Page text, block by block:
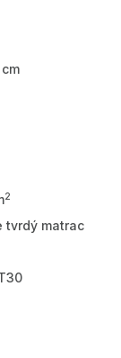
2
tvrdý matrac